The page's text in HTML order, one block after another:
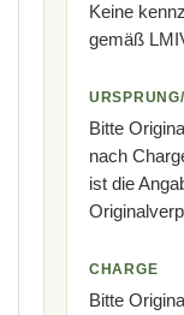
Keine
gemäß
Bitte
nach
ist die
CHARGE
Bitte